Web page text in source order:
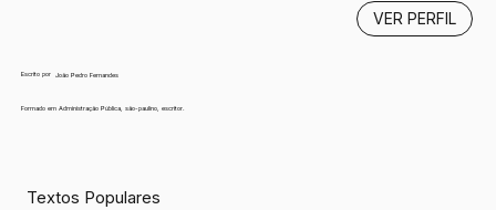
Escrito por João Pedro Fernandes
Formado em Administração Pública, são-paulino, escritor.
VER PERFIL
Textos Populares